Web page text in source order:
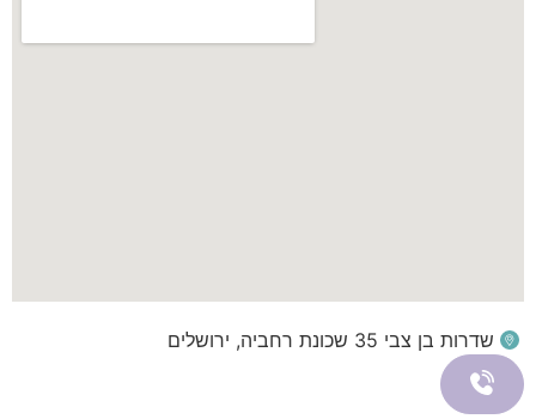
שדרות בן צבי 35 שכונת רחביה, ירושלים